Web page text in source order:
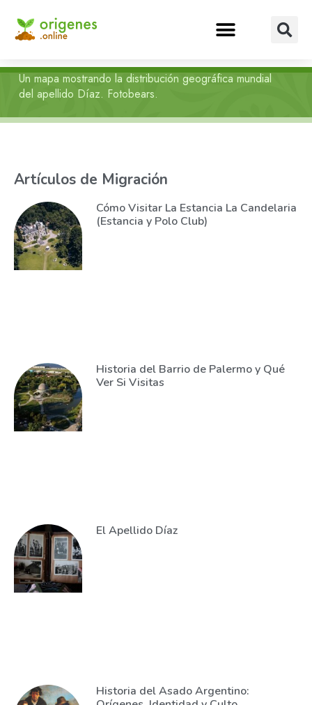
Un mapa mostrando la distribución geográfica mundial
del apellido Díaz. Fotobears.
Artículos de Migración
Cómo Visitar La Estancia La Candelaria
(Estancia y Polo Club)
Historia del Barrio de Palermo y Qué
Ver Si Visitas
El Apellido Díaz
Historia del Asado Argentino: